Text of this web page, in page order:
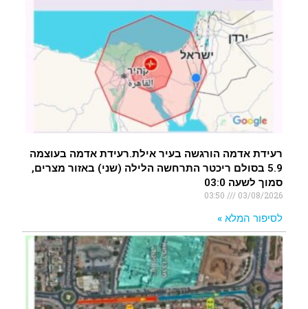
רעידת אדמה הורגשה בעיר אילת.רעידת אדמה בעוצמה
5.9 בסולם ריכטר התרחשה הלילה (שני) באזור מצרים,
סמוך לשעה 03:0
03/08/2026
לסיפור המלא »